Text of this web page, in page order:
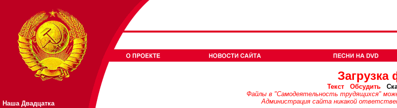
Наша Двадцатка
Загрузка
Текст Обсудить
Файлы в "Самодеятельность трудящихся"
Администрация сайта никакой